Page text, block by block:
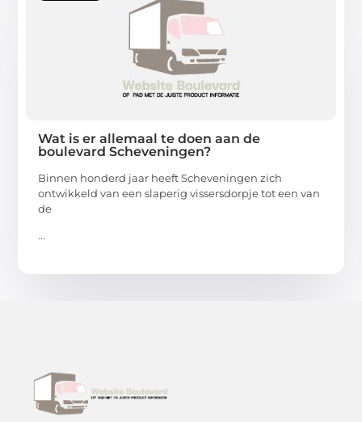
Wat is er allemaal te doen aan de
boulevard Scheveningen?
Binnen honderd jaar heeft Scheveningen zich
ontwikkeld van een slaperig vissersdorpje tot een van
de
...